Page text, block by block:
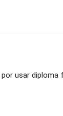
usar diploma